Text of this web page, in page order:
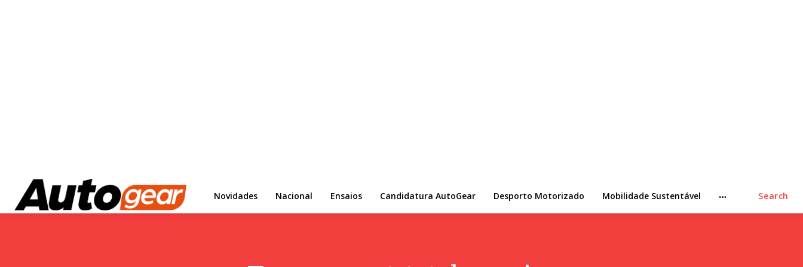
Novidades Nacional Ensaios Candidatura AutoGear Desporto Motorizado Mobilidade Sustentável Search